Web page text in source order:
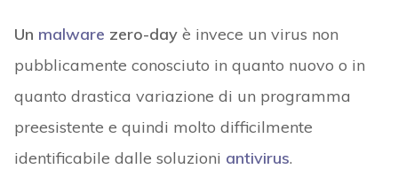
Un malware zero-dayè invece un virus non
pubblicamente conosciuto in quanto nuovo o in
quanto drastica variazione di un programma
preesistente e quindi molto difficilmente
identificabile dalle soluzioni antivirus.